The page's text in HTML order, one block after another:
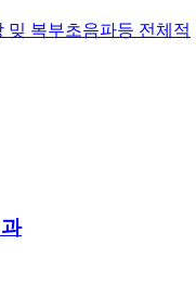
밎 복부초음파등 전체적